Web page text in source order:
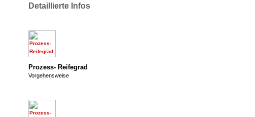
Detaillierte Infos
Prozess- Reifegrad
Vorgehensweise